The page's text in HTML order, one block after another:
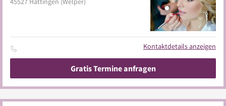
Kontaktdetails anzeigen
Gratis Termine anfragen